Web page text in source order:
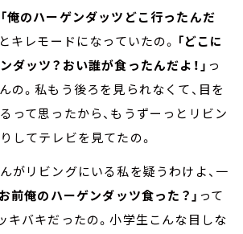
「俺のハーゲンダッツどこ行ったんだ
キレモードになっていたの。 「どこに
ダッツ？おい誰が食ったんだよ！」 っ
の。私もう後ろを見られなくて、目を
って思ったから、もうずーっとリビン
してテレビを見てたの。
がリビングにいる私を疑うわけよ、一
お前俺のハーゲンダッツ食った？」 って
キバキだったの。小学生こんな目しな